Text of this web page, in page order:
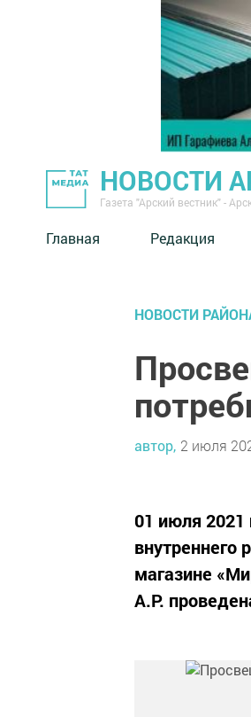
НОВОСТИ
Газета "Арский вестник" -
Главная Редакция
НОВОСТИ
автор, 2 июля
01 июля 2021
внутреннего
магазине
А.Р.